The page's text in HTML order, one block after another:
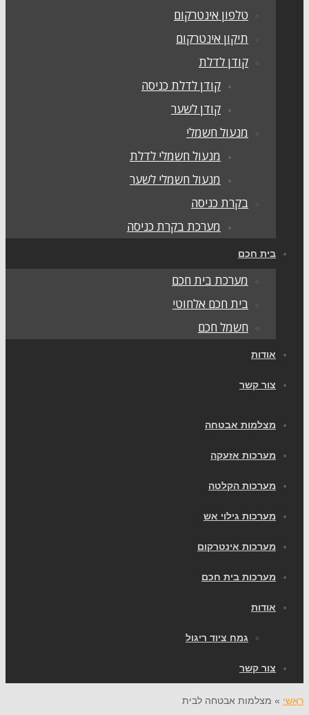
טלפון אינטרקום
תיקון אינטרקום
קודן לדלת
קודן לדלת כניסה
קודן לשער
מנעול חשמלי
מנעול חשמלי לדלת
מנעול חשמלי לשער
בקרת כניסה
מערכת בקרת כניסה
בית חכם
מערכת בית חכם
בית חכם אלחוטי
חשמל חכם
אודות
צור קשר
מצלמות אבטחה
מערכות אזעקה
מערכות הקלטה
מערכות גילוי אש
מערכות אינטרקום
מערכות בית חכם
אודות
גמח ציוד ריגול
צור קשר
ראשי » מצלמות אבטחה לבית